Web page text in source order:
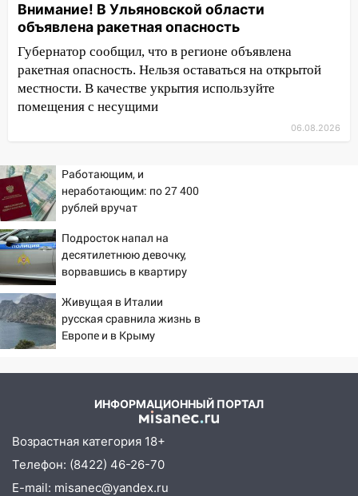
03:30 Гороскоп на 7 августа: пятница
принесет прилив творческой энергии и
отличные шансы исправить старые
ошибки
06.08.2026
23:20
Прогноз погоды на 7 августа в
20:04
Ульяновцев приглашают на забег,
посвящённый Дню воздушного флота
России
19:12
руководителя частной компании
наказали за сокрытие прошлого своего
сотрудник
18:02
В Ульяновск едут звезды
баскетбола!
оставил в силе приговор руководству
«УльяновскФармации» за махинации на
3,2 млн рублей
16:09 Ветераны легкой атлетики из
Ульяновска успешно выступили на
Чемпионате России
Внимание! В Ульяновской области
объявлена ракетная опасность
Губернатор сообщил, что в регионе объявлена
ракетная опасность. Нельзя оставаться на открытой
местности. В качестве укрытия используйте
помещения с несущими
06.08.2026
Работающим, и
неработающим: по 27 400
рублей вручат
PrimaMedia.ru
Подросток напал на
десятилетнюю девочку,
ворвавшись в квартиру
Живущая в Италии
русская сравнила жизнь в
Европе и в Крыму
ИНФОРМАЦИОННЫЙ ПОРТАЛ
Возрастная категория 18+
Телефон: (8422) 46-26-70
E-mail: misanec@yandex.ru